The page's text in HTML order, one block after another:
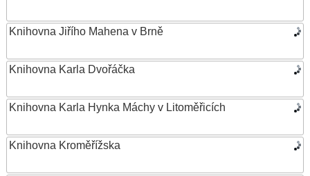
Knihovna Jiřího Mahena v Brně
Knihovna Karla Dvořáčka
Knihovna Karla Hynka Máchy v Litoměřicích
Knihovna Kroměřížska